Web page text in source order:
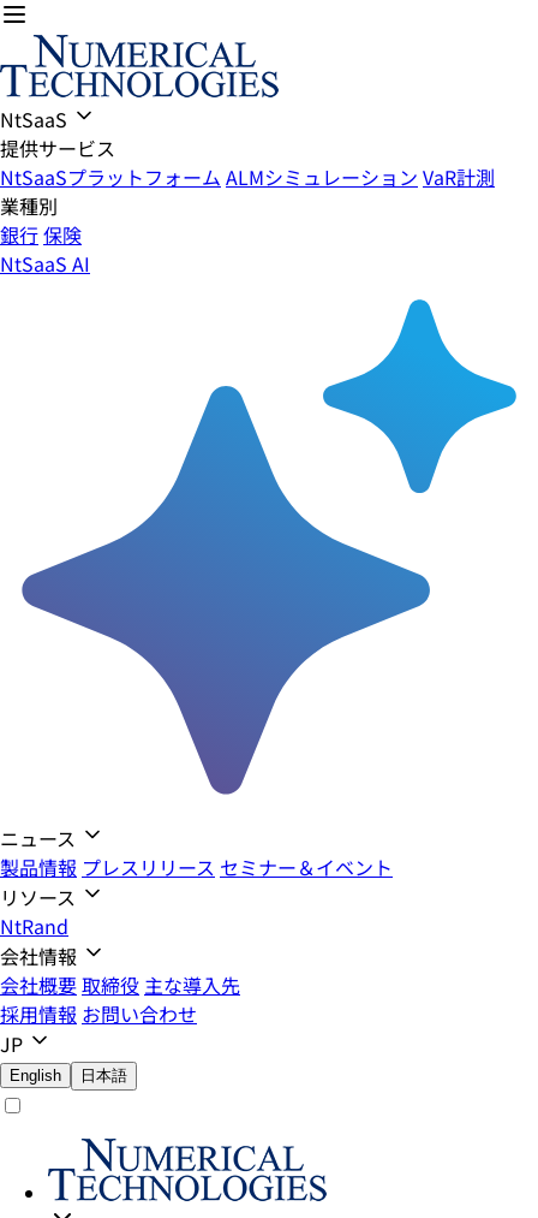
NtSaaS
提供サービス
NtSaaSプラットフォーム ALMシミュレーション VaR計測
業種別
銀行保険
NtSaaS AI
ニュース
製品情報 プレスリリース セミナー＆イベント
リソース
NtRand
会社情報
会社概要取締役 主な導入先
採用情報 お問い合わせ
JP
English 日本語